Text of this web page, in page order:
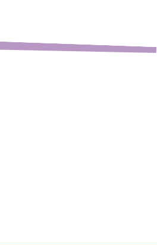
|©OpenStreetMapcontributors